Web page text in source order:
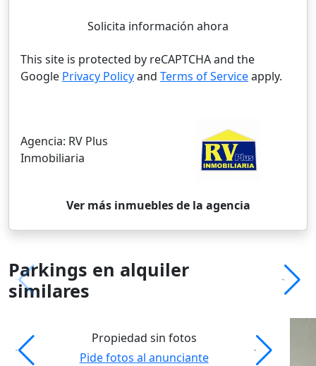
Solicita información ahora
This site is protected by reCAPTCHA and the
Google Privacy Policyand Terms of Serviceapply.
Agencia: RV Plus
Inmobiliaria
Ver más inmuebles de la agencia
Parkings en alquiler
similares
Propiedad sin fotos
Pide fotos al anunciante